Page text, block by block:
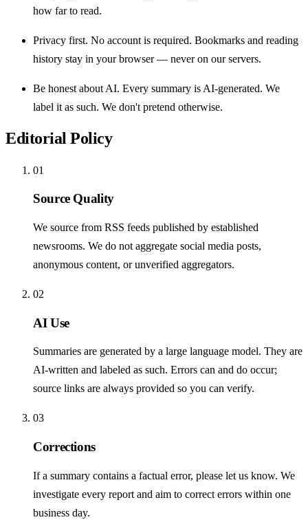
how far to read.
Privacy first. No account is required. Bookmarks and reading
history stay in your browser — never on our servers.
Be honest about AI. Every summary is AI-generated. We
label it as such. We don't pretend otherwise.
Editorial Policy
01
Source Quality
We source from RSS feeds published by established
newsrooms. We do not aggregate social media posts,
anonymous content, or unverified aggregators.
02
AI Use
Summaries are generated by a large language model. They are
AI-written and labeled as such. Errors can and do occur;
source links are always provided so you can verify.
03
Corrections
If a summary contains a factual error, please let us know. We
investigate every report and aim to correct errors within one
business day.